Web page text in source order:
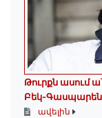
Թուրքն ասում
Բեկ-
ավելին